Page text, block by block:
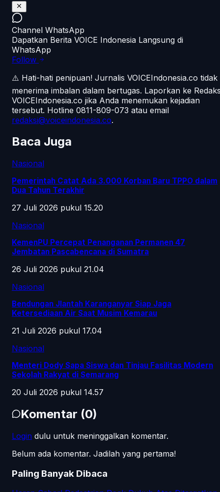
Channel WhatsApp
Dapatkan Berita VOICE Indonesia Langsung di
WhatsApp
Follow
⚠️ Hati-hati penipuan! Jurnalis VOICEIndonesia.co tidak
menerima imbalan dalam bertugas. Laporkan ke
VOICEIndonesia.co jika Anda menemukan kejadian
tersebut. Hotline 0811-809-073 atau email
redaksi@voiceindonesia.co.
Baca Juga
Nasional
Pemerintah Catat Ada 3.000 Korban Baru TPPO dalam
Dua Tahun Terakhir
27 Juli 2026 pukul 15.20
Nasional
KemenPU Percepat Penanganan Permanen 47
Jembatan Pascabencana di Sumatra
26 Juli 2026 pukul 21.04
Nasional
Bendungan Jlantah Karanganyar Siap Jaga
Ketersediaan Air Saat Musim Kemarau
21 Juli 2026 pukul 17.04
Nasional
Menteri Dody Sapa Siswa dan Tinjau Fasilitas Modern
Sekolah Rakyat di Semarang
20 Juli 2026 pukul 14.57
Komentar (0)
Login dulu untuk meninggalkan komentar.
Belum ada komentar. Jadilah yang pertama!
Paling Banyak Dibaca